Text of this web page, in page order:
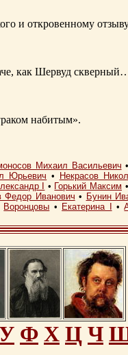
и откровенному
как Шервуд
набитым».
Михаил Васильевич
Юрьевич • Некрасов
I • Горький Максим •
Федор Иванович • Бунин
Воронцовы • Екатерина I •
У Ф Х Ц Ч